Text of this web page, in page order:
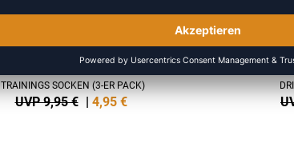
TRAININGS SOCKEN (3-ER PACK)
UVP 9,95 € | 4,95 €